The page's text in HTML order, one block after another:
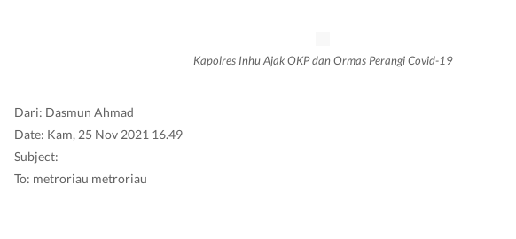
Kapolres Inhu Ajak OKP dan Ormas Perangi Covid-19
Dari: Dasmun Ahmad
Date: Kam, 25 Nov 2021 16.49
Subject:
To: metroriau metroriau